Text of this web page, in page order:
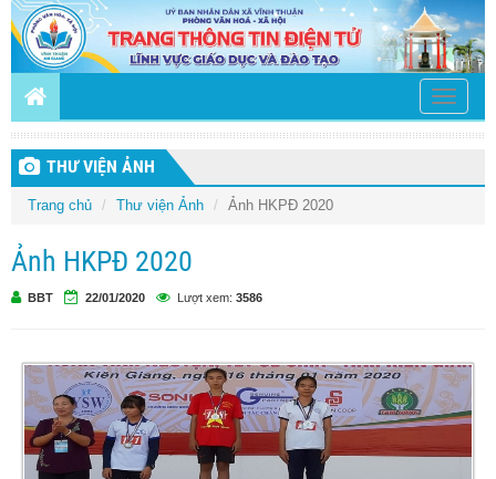
Toggle
THƯ VIỆN ẢNH
Trang chủ Thư viện Ảnh Ảnh HKPĐ 2020
Ảnh HKPĐ 2020
BBT 22/01/2020 Lượt xem: 3586